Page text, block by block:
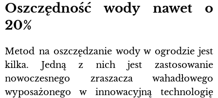
Oszczędność wody nawet o
20%
Metod na oszczędzanie wody w ogrodzie jest
kilka. Jedną z nich jest zastosowanie
nowoczesnego zraszacza wahadłowego
wyposażonego w innowacyjną technologię